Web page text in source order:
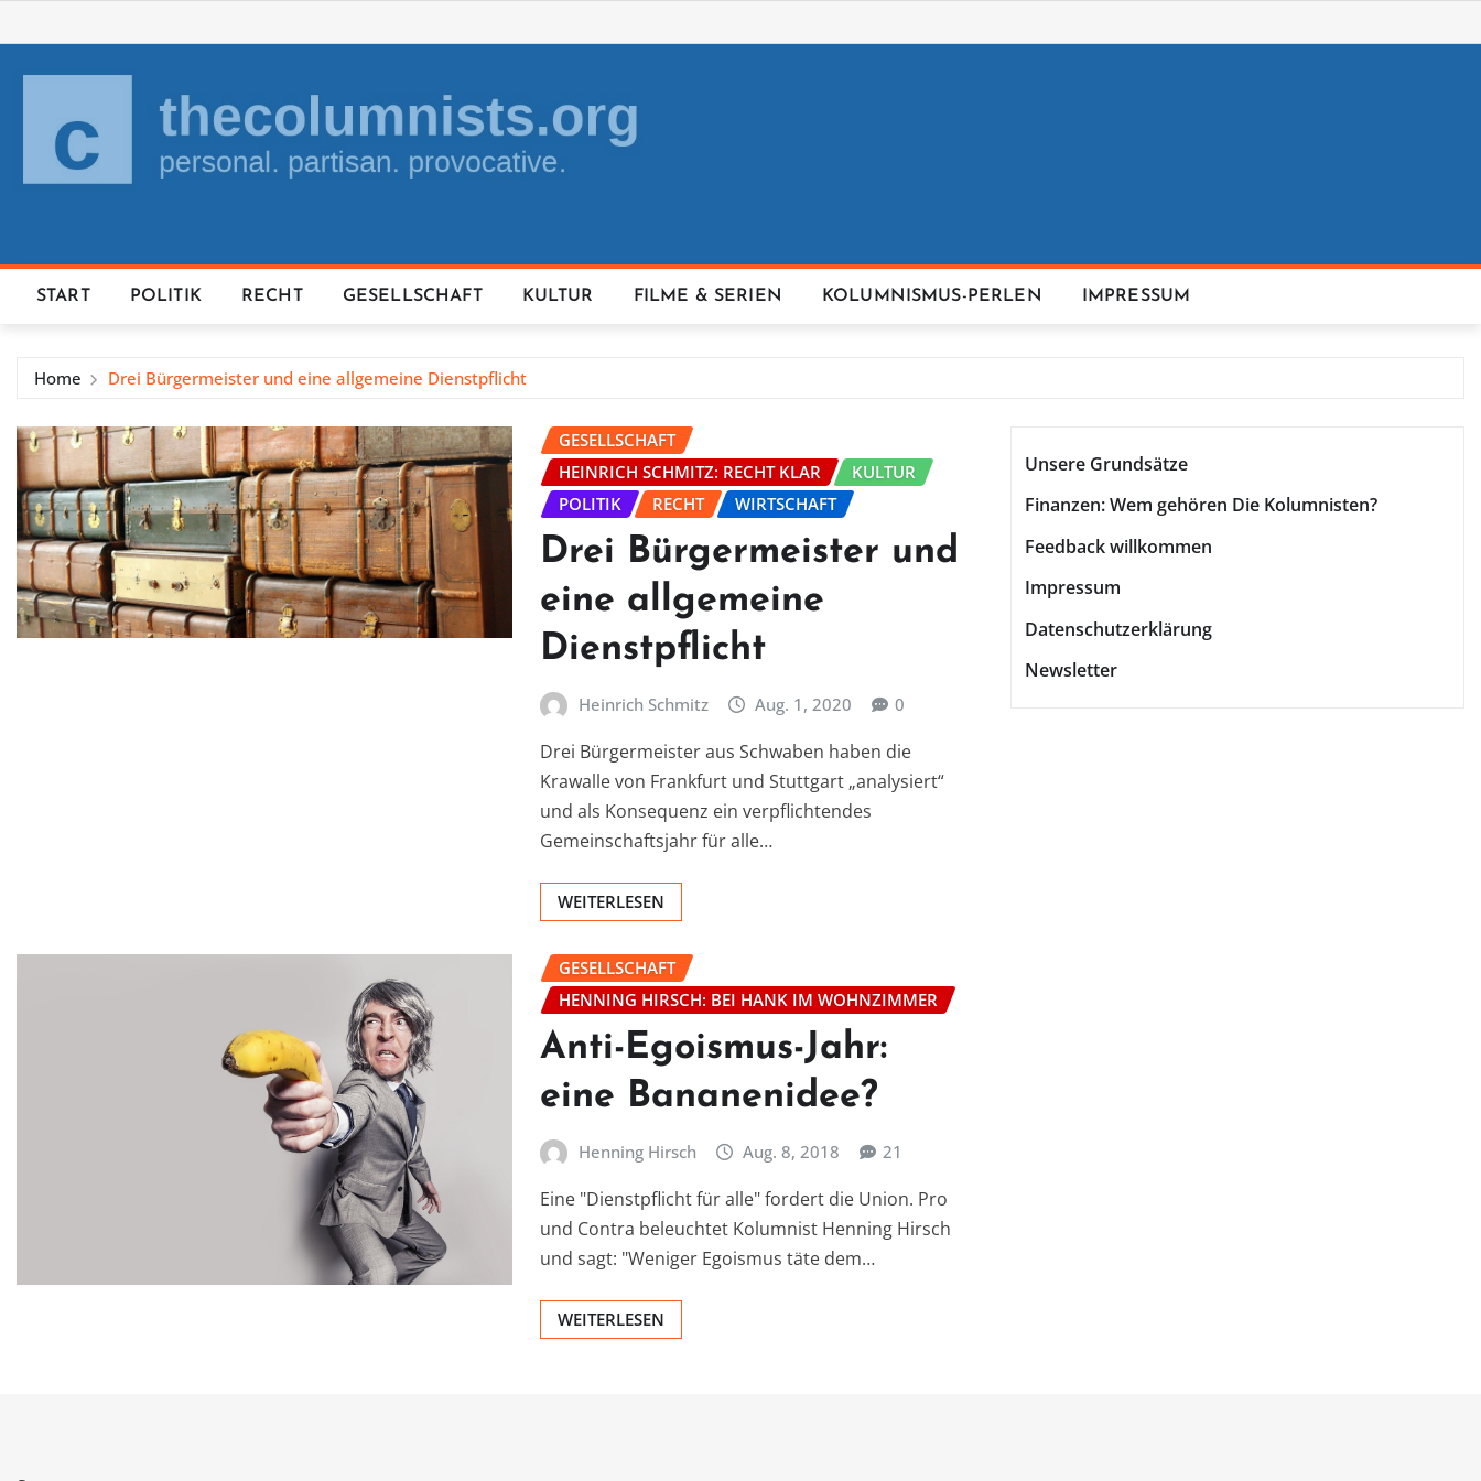
to
content
START POLITIK RECHT GESELLSCHAFT KULTUR FILME & SERIEN KOLUMNISMUS-PERLEN IMPRESSUM
Home Drei Bürgermeister und eine allgemeine Dienstpflicht
GESELLSCHAFT
HEINRICH SCHMITZ: RECHT KLAR
KULTUR
POLITIK
RECHT WIRTSCHAFT
Drei Bürgermeister und
eine allgemeine
Dienstpflicht
Heinrich Schmitz Aug. 1, 2020 0
Drei Bürgermeister aus Schwaben haben die
Krawalle von Frankfurt und Stuttgart „analysiert“
und als Konsequenz ein verpflichtendes
Gemeinschaftsjahr für alle…
WEITERLESEN
GESELLSCHAFT
HENNING HIRSCH: BEI HANK IM WOHNZIMMER
Anti-Egoismus-Jahr:
eine Bananenidee?
Henning Hirsch Aug. 8, 2018 21
Eine "Dienstpflicht für alle" fordert die Union. Pro
und Contra beleuchtet Kolumnist Henning Hirsch
und sagt: "Weniger Egoismus täte dem…
WEITERLESEN
Unsere Grundsätze
Finanzen: Wem gehören Die Kolumnisten?
Feedback willkommen
Impressum
Datenschutzerklärung
Newsletter